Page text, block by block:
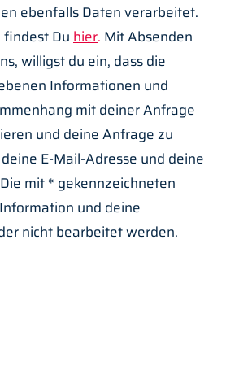
ebenfalls Daten verarbeitet.
Du hier. Mit Absenden
willigst du ein, dass die
Informationen und
mit deiner Anfrage
und deine Anfrage zu
E-Mail-Adresse und deine
mit * gekennzeichneten
und deine
nicht bearbeitet werden.